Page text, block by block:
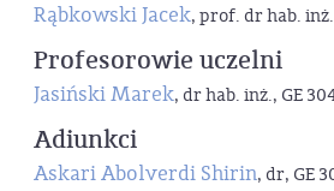
Rąbkowski Jacek, prof. dr hab.
Profesorowie uczelni
Jasiński Marek, dr hab. inż., GE
Adiunkci
Askari Abolverdi Shirin, dr, GE